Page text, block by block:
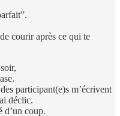
courir après ce qui te
participant(e)s m’écrivent
déclic.
d’un coup.